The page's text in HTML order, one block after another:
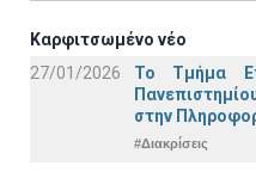
Καρφιτσωμένο νέο
27/01/2026
Το Τμήμα
στην
#Διακρίσεις